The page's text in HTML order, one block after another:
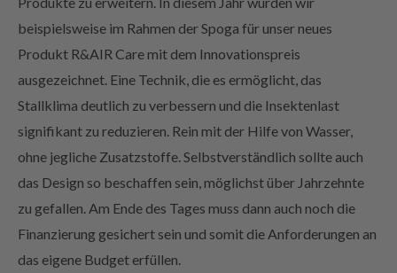
beispielsweise im Rahmen der Spoga für unser neues
Produkt R&AIR Care mit dem Innovationspreis
ausgezeichnet. Eine Technik, die es ermöglicht, das
Stallklima deutlich zu verbessern und die Insektenlast
signifikant zu reduzieren. Rein mit der Hilfe von Wasser,
ohne jegliche Zusatzstoffe. Selbstverständlich sollte auch
das Design so beschaffen sein, möglichst über Jahrzehnte
zu gefallen. Am Ende des Tages muss dann auch noch die
Finanzierung gesichert sein und somit die Anforderungen an
das eigene Budget erfüllen.
Der erste Ansatz lässt schon erahnen, dass viele